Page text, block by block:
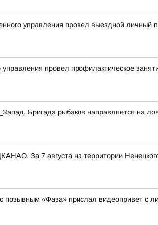
управления провел выездной личный
провел профилактическое
Бригада рыбаков направляется на
За 7 августа на территории Ненецкого
позывным «Фаза» прислал видеопривет с